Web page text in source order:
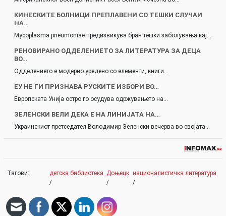
КИНЕСКИТЕ БОЛНИЦИ ПРЕПЛАВЕНИ СО ТЕШКИ СЛУЧАИ
НА…
Mycoplasma pneumoniae предизвикува бран тешки заболувања кај…
РЕНОВИРАНО ОДДЕЛЕНИЕТО ЗА ЛИТЕРАТУРА ЗА ДЕЦА
ВО…
Одделението е модерно уредено со елементи, книги…
ЕУ НЕ ГИ ПРИЗНАВА РУСКИТЕ ИЗБОРИ ВО…
Европската Унија остро го осудува одржувањето на…
ЗЕЛЕНСКИ ВЕЛИ ДЕКА Е НА ЛИНИЈАТА НА…
Украинскиот претседател Володимир Зеленски вечерва во својата…
Тагови:
детска библиотека
/
Доњецк
/
националистичка литература
/